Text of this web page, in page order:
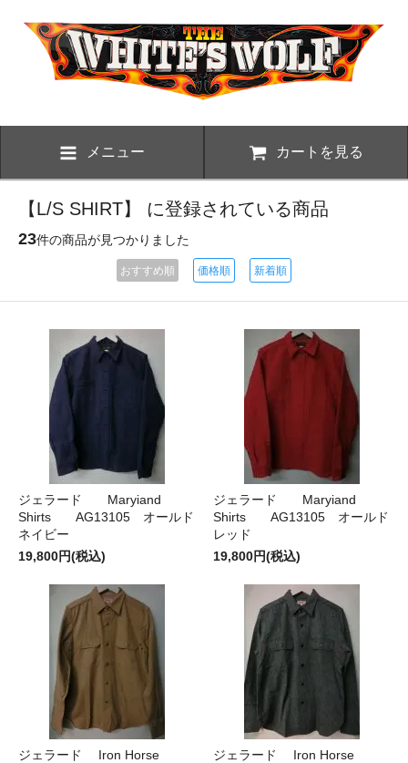
メニュー カートを見る
【L/S SHIRT】 に登録されている商品
23件の商品が見つかりました
おすすめ順 価格順 新着順
ジェラード Maryiand
Shirts AG13105 オールド
ネイビー
19,800円(税込)
ジェラード Maryiand
Shirts AG13105 オールド
レッド
19,800円(税込)
ジェラード Iron Horse
ジェラード Iron Horse